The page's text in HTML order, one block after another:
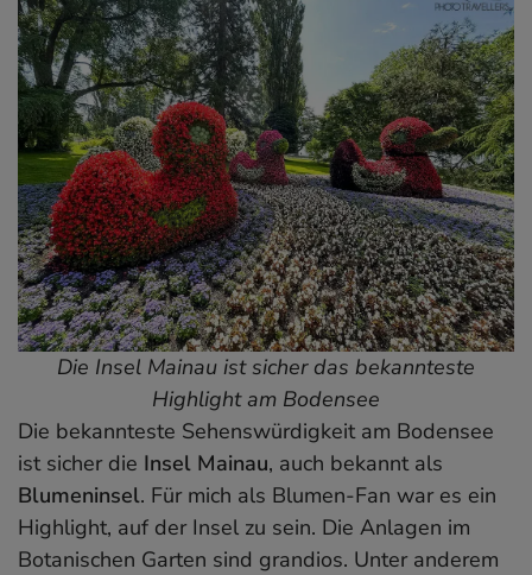
4. Pfahlbauten von Unteruhldingen
5. Basilika Birnau
6. Ravensburg
7. Lindau
8. Konstanz
9. Bregenz
10. Der Pfänder – einzigartiger Ausblick
11. Salem
12. Badehütte Rorschach
13. Arbon
14. Insel Reichenau
15. Stein am Rhein
Ausflugstipp 1: Flug mit dem Zeppelin
Ausflugstipp 2: Marienschlucht
Wo am Bodensee übernachten? Meine Hotel-
Tipps
Bodensee-Reiseführer
Die Insel Mainau ist sicher das bekannteste
Highlight am Bodensee
Die bekannteste Sehenswürdigkeit am Bodensee
ist sicher die Insel Mainau, auch bekannt als
Blumeninsel. Für mich als Blumen-Fan war es ein
Highlight, auf der Insel zu sein. Die Anlagen im
Botanischen Garten sind grandios. Unter anderem